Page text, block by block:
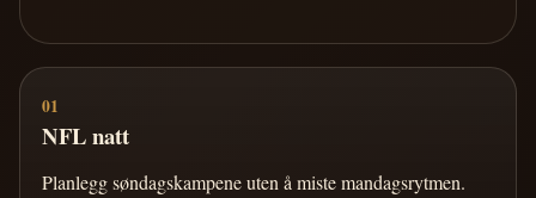
01
NFL natt
Planlegg søndagskampene uten å miste mandagsrytmen.